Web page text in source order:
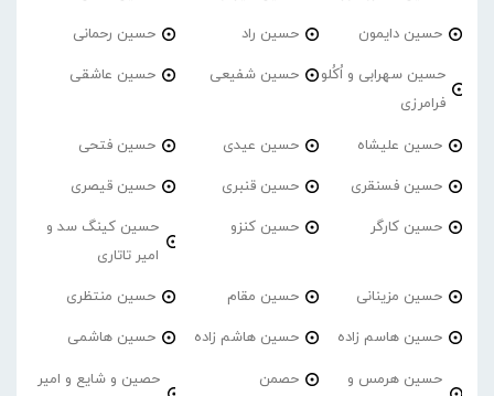
حسین دایمون حسین راد حسین رحمانی
حسین سهرابی و اُکُلو
فرامرزی
حسین شفیعی حسین عاشقی
حسین علیشاه حسین عیدی حسین فتحی
حسین فسنقری حسین قنبری حسین قیصری
حسین کارگر حسین کنزو
حسین کینگ سد و
امیر تاتاری
حسین مزینانی حسین مقام حسین منتظری
حسین هاسم زاده حسین هاشم زاده حسین هاشمی
حسین هرمس و
حصمن
حصین و شایع و امیر